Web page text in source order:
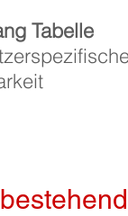
Tabelle